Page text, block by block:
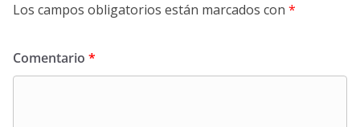
Los campos obligatorios están marcados con *
Comentario *